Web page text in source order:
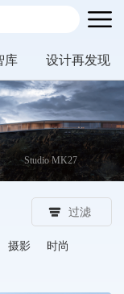
库 设计再发现
Studio MK27
过滤
摄影 时尚